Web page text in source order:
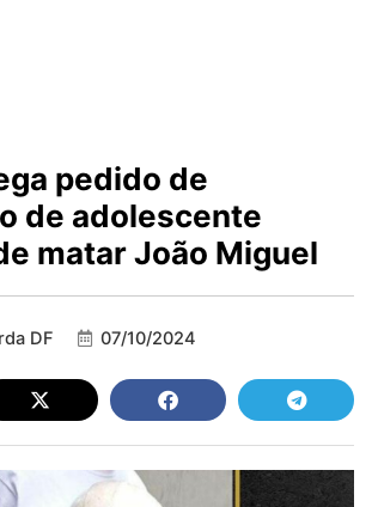
pedido de
de adolescente
matar João Miguel
DF 07/10/2024